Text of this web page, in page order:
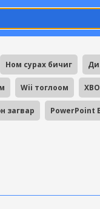
Ном сурах бичиг
Wii тоглоом
загвар PowerPoint